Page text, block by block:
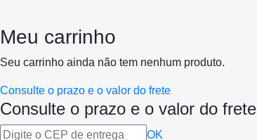
Meu carrinho
Seu carrinho ainda não tem nenhum produto.
Consulte o prazo e o valor do frete
Consulte o prazo e o valor do frete
OK